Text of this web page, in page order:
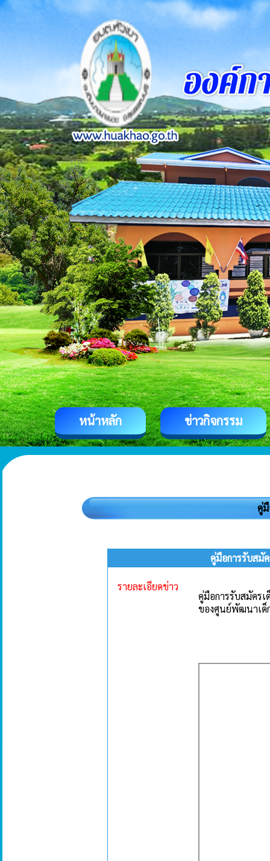
หน้าหลัก ข่าวกิจกรรม
คู่
คู่มือการรับสมั
รายละเอียดข่าว
คู่มือการรับสมัครเ
ของศูนย์พัฒนาเด็